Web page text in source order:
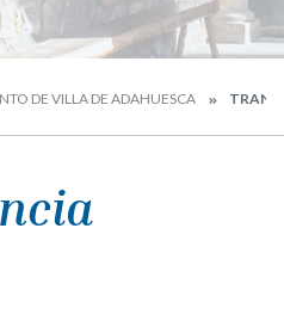
DE VILLA DE ADAHUESCA